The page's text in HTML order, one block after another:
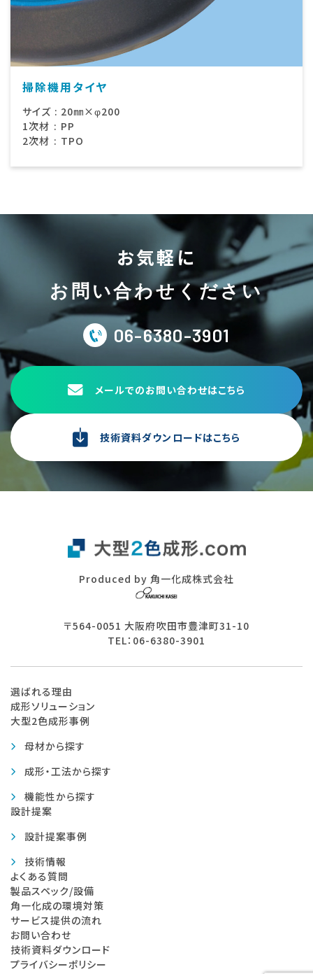
掃除機用タイヤ
サイズ : 20㎜×φ200
1次材 : PP
2次材 : TPO
お気軽に
お問い合わせください
06-6380-3901
メールでのお問い合わせはこちら
技術資料ダウンロードはこちら
Produced by 角一化成株式会社
〒564-0051 大阪府吹田市豊津町31-10
TEL：06-6380-3901
選ばれる理由
成形ソリューション
大型2色成形事例
母材から探す
成形・工法から探す
機能性から探す
設計提案
設計提案事例
技術情報
よくある質問
製品スペック/設備
角一化成の環境対策
サービス提供の流れ
お問い合わせ
技術資料ダウンロード
プライバシーポリシー